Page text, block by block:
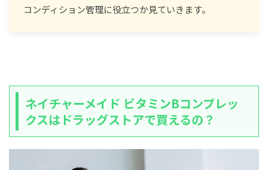
コンディション管理に役立つか見ていきます。
ネイチャーメイド ビタミンBコンプレッ
クスはドラッグストアで買えるの？